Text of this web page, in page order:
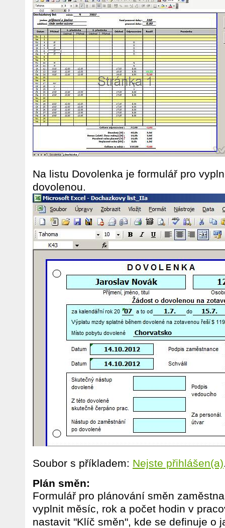
Na listu Dovolenka je formulář pro
dovolenou.
Soubor s příkladem: Nejste přihlášen(a)
Plán směn:
Formulář pro plánování směn
vyplnit měsíc, rok a počet hodin v
nastavit "Klíč směn", kde se definuje o